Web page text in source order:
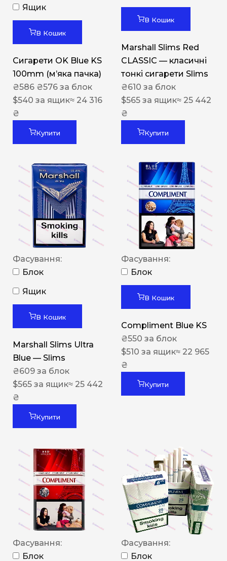
Ящик
В Кошик
Сигарети OK Blue KS
100mm (м’яка пачка)
₴586 ₴576 за блок
$540 за ящик≈ 24 316
₴
Купити
В Кошик
Marshall Slims Red
CLASSIC — класичні
тонкі сигарети Slims
₴610 за блок
$565 за ящик≈ 25 442
₴
Купити
Фасування:
Блок
Ящик
В Кошик
Marshall Slims Ultra
Blue — Slims
₴609 за блок
$565 за ящик≈ 25 442
₴
Купити
Фасування:
Блок
В Кошик
Compliment Blue KS
₴550 за блок
$510 за ящик≈ 22 965
₴
Купити
Фасування:
Блок
Фасування:
Блок